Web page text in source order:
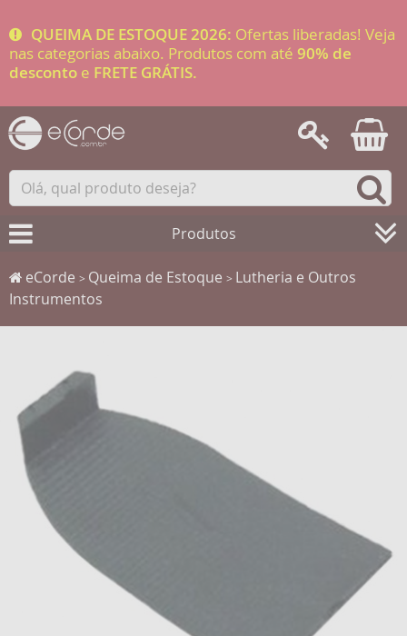
QUEIMA DE ESTOQUE 2026: Ofertas liberadas! Veja
nas categorias abaixo. Produtos com até 90% de
desconto e FRETE GRÁTIS.
Produtos
eCorde > Queima de Estoque > Lutheria e Outros
Instrumentos